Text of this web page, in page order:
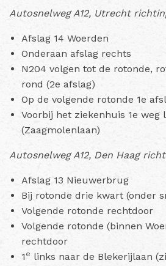
Autosnelweg A12, Utrecht
Afslag 14 Woerden
Onderaan afslag rechts
N204 volgen tot de rotonde,
rond (2e afslag)
Op de volgende rotonde 1e
Voorbij het ziekenhuis 1e weg
(Zaagmolenlaan)
Autosnelweg A12, Den Haag
Afslag 13 Nieuwerbrug
Bij rotonde drie kwart (onder
Volgende rotonde rechtdoor
Volgende rotonde (binnen
rechtdoor
1 e links naar de Blekerijlaan